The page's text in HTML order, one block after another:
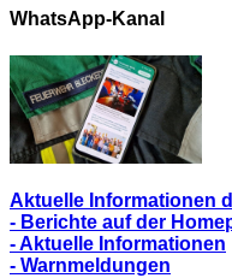
Berichte
WhatsApp-Kanal
Aktuelle Informationen
- Berichte auf der
- Aktuelle Informationen
- Warnmeldungen